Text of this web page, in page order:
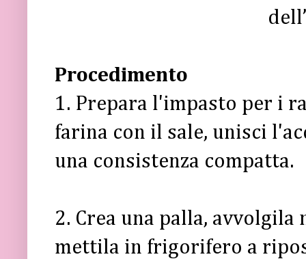
Procedimento
1. Prepara l'impasto per i
farina con il sale, unisci
una consistenza compatta.
2. Crea una palla,
mettila in frigorifero a